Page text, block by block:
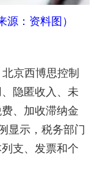
源：资料图 ）
京西博思控制
隐匿收入、未
、加收滞纳金
显示，税务部门
支、发票和个